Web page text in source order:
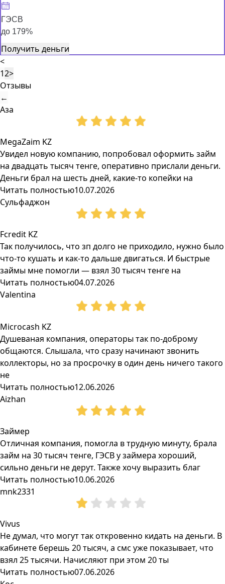
ГЭСВ
до 179%
Получить деньги
<
12>
Отзывы
←
Аза
MegaZaim KZ
Увидел новую компанию, попробовал оформить займ
на двадцать тысяч тенге, оперативно прислали деньги.
Деньги брал на шесть дней, какие-то копейки на
Читать полностью10.07.2026
Сульфаджон
Fcredit KZ
Так получилось, что зп долго не приходило, нужно было
что-то кушать и как-то дальше двигаться. И быстрые
займы мне помогли — взял 30 тысяч тенге на
Читать полностью04.07.2026
Valentina
Microcash KZ
Душеваная компания, операторы так по-доброму
общаются. Слышала, что сразу начинают звонить
коллекторы, но за просрочку в один день ничего такого
не
Читать полностью12.06.2026
Aizhan
Займер
Отличная компания, помогла в трудную минуту, брала
займ на 30 тысяч тенге, ГЭСВ у займера хороший,
сильно деньги не дерут. Также хочу выразить благ
Читать полностью10.06.2026
mnk2331
Vivus
Не думал, что могут так откровенно кидать на деньги. В
кабинете берешь 20 тысяч, а смс уже показывает, что
взял 25 тысячи. Начисляют при этом 20 ты
Читать полностью07.06.2026